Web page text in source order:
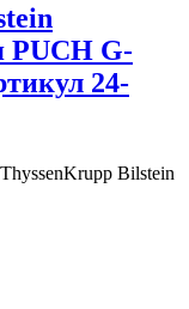
PUCH G-
24-
Bilstein